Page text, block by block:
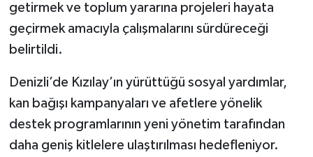
getirmek ve toplum yararına projeleri hayata
geçirmek amacıyla çalışmalarını sürdüreceği
belirtildi.
Denizli’de Kızılay’ın yürüttüğü sosyal yardımlar,
kan bağışı kampanyaları ve afetlere yönelik
destek programlarının yeni yönetim tarafından
daha geniş kitlelere ulaştırılması hedefleniyor.